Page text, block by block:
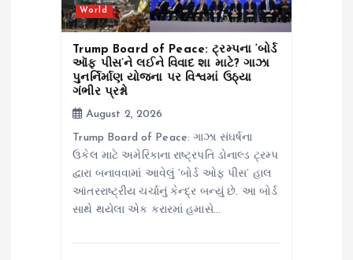
World
Trump Board of Peace: ટ્રમ્પના ‘બોર્ડ
ઑફ પીસ’ને લઈને વિવાદ શા માટે? ગાઝા
પુનર્નિર્માણ યોજના પર વિશ્વમાં ઉઠ્યા
ગંભીર પ્રશ્નો
August 2, 2026
Trump Board of Peace: ગાઝા સંઘર્ષના
ઉકેલ માટે અમેરિકાના રાષ્ટ્રપતિ ડોનાલ્ડ ટ્રમ્પ
દ્વારા બનાવવામાં આવેલું ‘બોર્ડ ઓફ પીસ’ હાલ
આંતરરાષ્ટ્રીય ચર્ચાનું કેન્દ્ર બન્યું છે. આ બોર્ડ
સાથે થયેલા એક કરારમાં હમાસે…